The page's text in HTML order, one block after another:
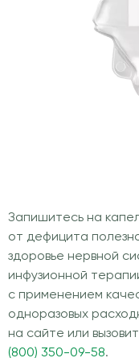
Запишитесь на
от дефицита
здоровье нервной
инфузионной
с применением
одноразовых
на сайте или
(800) 350-09-58.